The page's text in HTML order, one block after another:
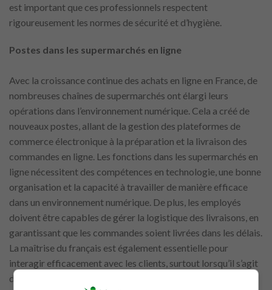
est important que ces professionnels respectent
rigoureusement les normes de sécurité et d’hygiène.
Postes dans les supermarchés en ligne
Avec la croissance continue des achats en ligne en France, de
nombreuses chaînes de supermarchés ont élargi leurs
opérations dans l’environnement numérique. Cela a créé de
nouveaux postes, allant de la gestion des plateformes de
commerce électronique à la préparation et la livraison des
commandes en ligne. Les fonctions dans les supermarchés en
ligne nécessitent des compétences en technologie, une bonne
organisation et la capacité à travailler de manière efficace
dans un environnement numérique. De plus, les employés
doivent être capables de gérer la logistique des livraisons, en
garantissant que les commandes soient livrées dans les délais.
La maîtrise du français est également essentielle pour
interagir efficacement avec les clients, surtout lorsqu’il s’agit
de traiter d’éventuels problèmes liés aux commandes.